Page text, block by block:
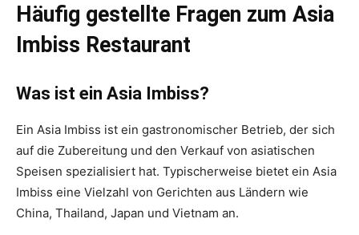
Häufig gestellte Fragen zum Asia
Imbiss Restaurant
Was ist ein Asia Imbiss?
Ein Asia Imbiss ist ein gastronomischer Betrieb, der sich
auf die Zubereitung und den Verkauf von asiatischen
Speisen spezialisiert hat. Typischerweise bietet ein Asia
Imbiss eine Vielzahl von Gerichten aus Ländern wie
China, Thailand, Japan und Vietnam an.